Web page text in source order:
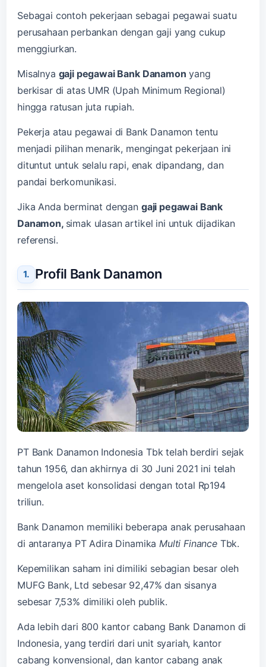
Sebagai contoh pekerjaan sebagai pegawai suatu
perusahaan perbankan dengan gaji yang cukup
menggiurkan.
Misalnya gaji pegawai Bank Danamon yang
berkisar di atas UMR (Upah Minimum Regional)
hingga ratusan juta rupiah.
Pekerja atau pegawai di Bank Danamon tentu
menjadi pilihan menarik, mengingat pekerjaan ini
dituntut untuk selalu rapi, enak dipandang, dan
pandai berkomunikasi.
Jika Anda berminat dengan gaji pegawai Bank
Danamon, simak ulasan artikel ini untuk dijadikan
referensi.
Profil Bank Danamon
PT Bank Danamon Indonesia Tbk telah berdiri sejak
tahun 1956, dan akhirnya di 30 Juni 2021 ini telah
mengelola aset konsolidasi dengan total Rp194
triliun.
Bank Danamon memiliki beberapa anak perusahaan
di antaranya PT Adira Dinamika Multi FinanceTbk.
Kepemilikan saham ini dimiliki sebagian besar oleh
MUFG Bank, Ltd sebesar 92,47% dan sisanya
sebesar 7,53% dimiliki oleh publik.
Ada lebih dari 800 kantor cabang Bank Danamon di
Indonesia, yang terdiri dari unit syariah, kantor
cabang konvensional, dan kantor cabang anak